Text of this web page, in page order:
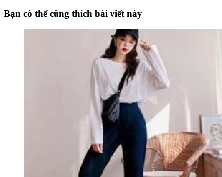
Bạn có thể cũng thích bài viết này